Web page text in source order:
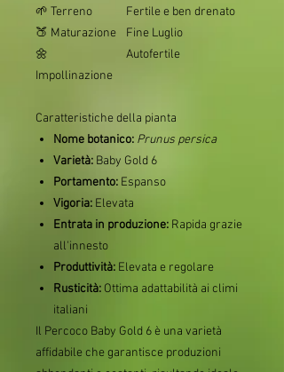
🌱 Terreno
Fertile e ben drenato
🍑 Maturazione
Fine Luglio
🌼
Impollinazione
Autofertile
Caratteristiche della pianta
Nome botanico: Prunus persica
Varietà: Baby Gold 6
Portamento: Espanso
Vigoria: Elevata
Entrata in produzione: Rapida grazie
all'innesto
Produttività: Elevata e regolare
Rusticità: Ottima adattabilità ai climi
italiani
Il Percoco Baby Gold 6 è una varietà
affidabile che garantisce produzioni